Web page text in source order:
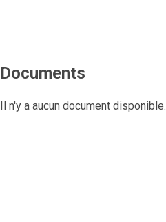
Documents
Il n'y a aucun document disponible.